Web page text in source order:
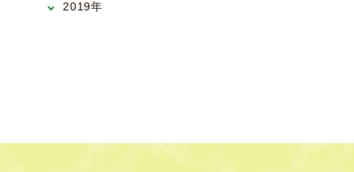
2019年